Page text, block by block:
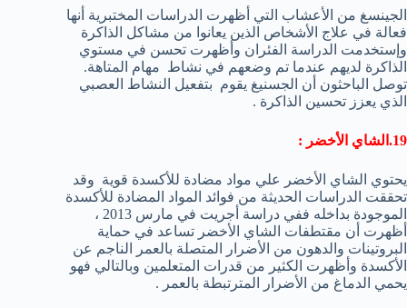
الجينسغ من الأعشاب التي أظهرت الدراسات المختبرية أنها
فعالة في علاج الأشخاص الذين يعانوا من مشاكل الذاكرة
وإستخدمت الدراسة الفئران وأظهرت تحسن في مستوي
الذاكرة لديهم عندما تم وضعهم في نشاط مهام المتاهة.
توصل الباحثون أن الجسنيغ يقوم بتفعيل النشاط العصبي
الذي يعزز تحسين الذاكرة .
19.الشاي الأخضر :
يحتوي الشاي الأخضر علي مواد مضادة للأكسدة قوية وقد
تحققت الدراسات الحديثة من فوائد المواد المضادة للأكسدة
الموجودة بداخله ففي دراسة أجريت في مارس 2013 ،
أظهرت أن مقتطفات الشاي الأخضر تساعد في حماية
البروتينات والدهون من الأضرار المتصلة بالعمر الناجم عن
الأكسدة وأظهرت الكثير من قدرات المتعلمين وبالتالي فهو
يحمي الدماغ من الأضرار المترتبطة بالعمر .